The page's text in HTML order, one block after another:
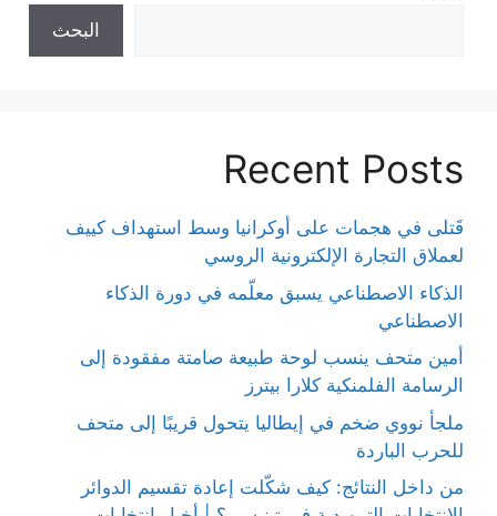
البحث
Recent Posts
قَتلى في هجمات على أوكرانيا وسط استهداف كييف
لعملاق التجارة الإلكترونية الروسي
الذكاء الاصطناعي يسبق معلّمه في دورة الذكاء
الاصطناعي
أمين متحف ينسب لوحة طبيعة صامتة مفقودة إلى
الرسامة الفلمنكية كلارا بيترز
ملجأ نووي ضخم في إيطاليا يتحول قريبًا إلى متحف
للحرب الباردة
من داخل النتائج: كيف شكّلت إعادة تقسيم الدوائر